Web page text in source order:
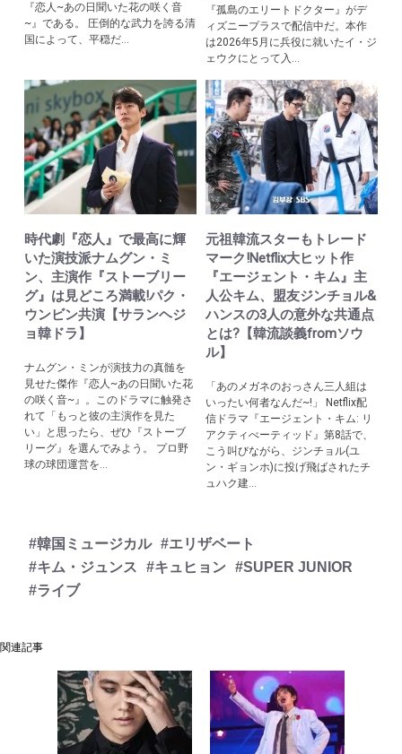
『恋人~あの日聞いた花の咲く音
~』である。 圧倒的な武力を誇る清
国によって、平穏だ...
『孤島のエリートドクター』がデ
ィズニープラスで配信中だ。本作
は2026年5月に兵役に就いたイ・ジ
ェウクにとって入...
時代劇『恋人』で最高に輝
いた演技派ナムグン・ミ
ン、主演作『ストーブリー
グ』は見どころ満載!パク・
ウンビン共演【サランヘジ
ョ韓ドラ】
ナムグン・ミンが演技力の真髄を
見せた傑作『恋人~あの日聞いた花
の咲く音~』。このドラマに触発さ
れて「もっと彼の主演作を見た
い」と思ったら、ぜひ『ストーブ
リーグ』を選んでみよう。 プロ野
球の球団運営を...
元祖韓流スターもトレード
マーク!Netflix大ヒット作
『エージェント・キム』主
人公キム、盟友ジンチョル&
ハンスの3人の意外な共通点
とは?【韓流談義fromソウ
ル】
「あのメガネのおっさん三人組は
いったい何者なんだ~!」 Netflix配
信ドラマ『エージェント・キム: リ
アクティべーティッド』第8話で、
こう叫びながら、ジンチョル(ユ
ン・ギョンホ)に投げ飛ばされたチ
ュハク建...
#韓国ミュージカル #エリザベート
#キム・ジュンス
#キュヒョン #SUPER JUNIOR
#ライブ
関連記事